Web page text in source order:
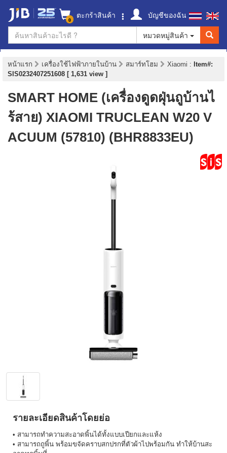
0 ตะกร้าสินค้า
บัญชีของฉัน
หมวดหมู่สินค้า
หน้าแรก เครื่องใช้ไฟฟ้าภายในบ้าน สมาร์ทโฮม Xiaomi : Item#:
SIS0232407251608 [ 1,631 view ]
SMART HOME (เครื่องดูดฝุ่นถูบ้านไ
ร้สาย) XIAOMI TRUCLEAN W20 V
ACUUM (57810) (BHR8833EU)
รายละเอียดสินค้าโดยย่อ
• สามารถทำความสะอาดพิ้นได้ทั้งแบบเปียกและแห้ง
• สามารถถูพิ้น พร้อมขจัดคราบสกปรกที่ตัวผ้าไปพร้อมกัน ทำให้บ้านสะ